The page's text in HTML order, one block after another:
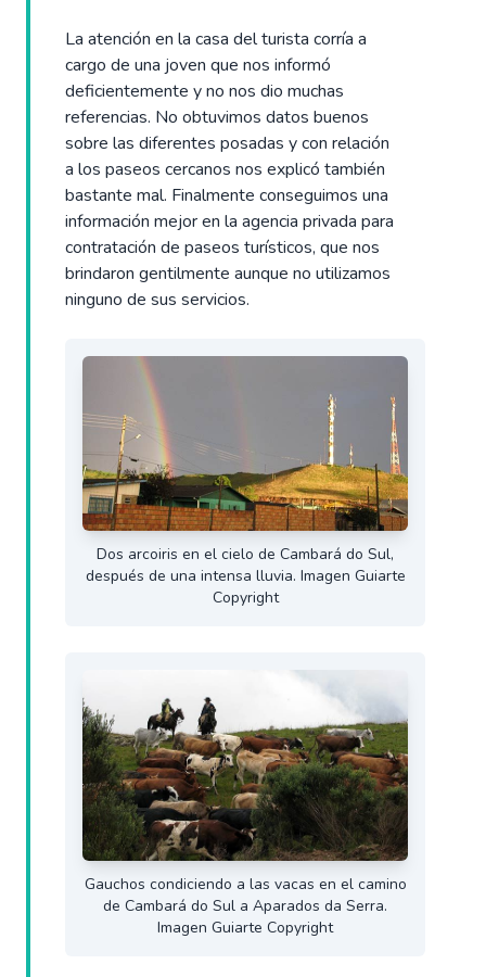
La atención en la casa del turista corría a
cargo de una joven que nos informó
deficientemente y no nos dio muchas
referencias. No obtuvimos datos buenos
sobre las diferentes posadas y con relación
a los paseos cercanos nos explicó también
bastante mal. Finalmente conseguimos una
información mejor en la agencia privada para
contratación de paseos turísticos, que nos
brindaron gentilmente aunque no utilizamos
ninguno de sus servicios.
Dos arcoiris en el cielo de Cambará do Sul,
después de una intensa lluvia. Imagen Guiarte
Copyright
Gauchos condiciendo a las vacas en el camino
de Cambará do Sul a Aparados da Serra.
Imagen Guiarte Copyright